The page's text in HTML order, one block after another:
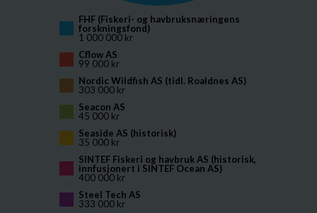
FHF (Fiskeri- og havbruksnæringens
forskningsfond)
1 000 000 kr
Cflow AS
99 000 kr
Nordic Wildfish AS (tidl. Roaldnes AS)
303 000 kr
Seacon AS
45 000 kr
Seaside AS (historisk)
35 000 kr
SINTEF Fiskeri og havbruk AS (historisk,
innfusjonert i SINTEF Ocean AS)
400 000 kr
Steel Tech AS
333 000 kr